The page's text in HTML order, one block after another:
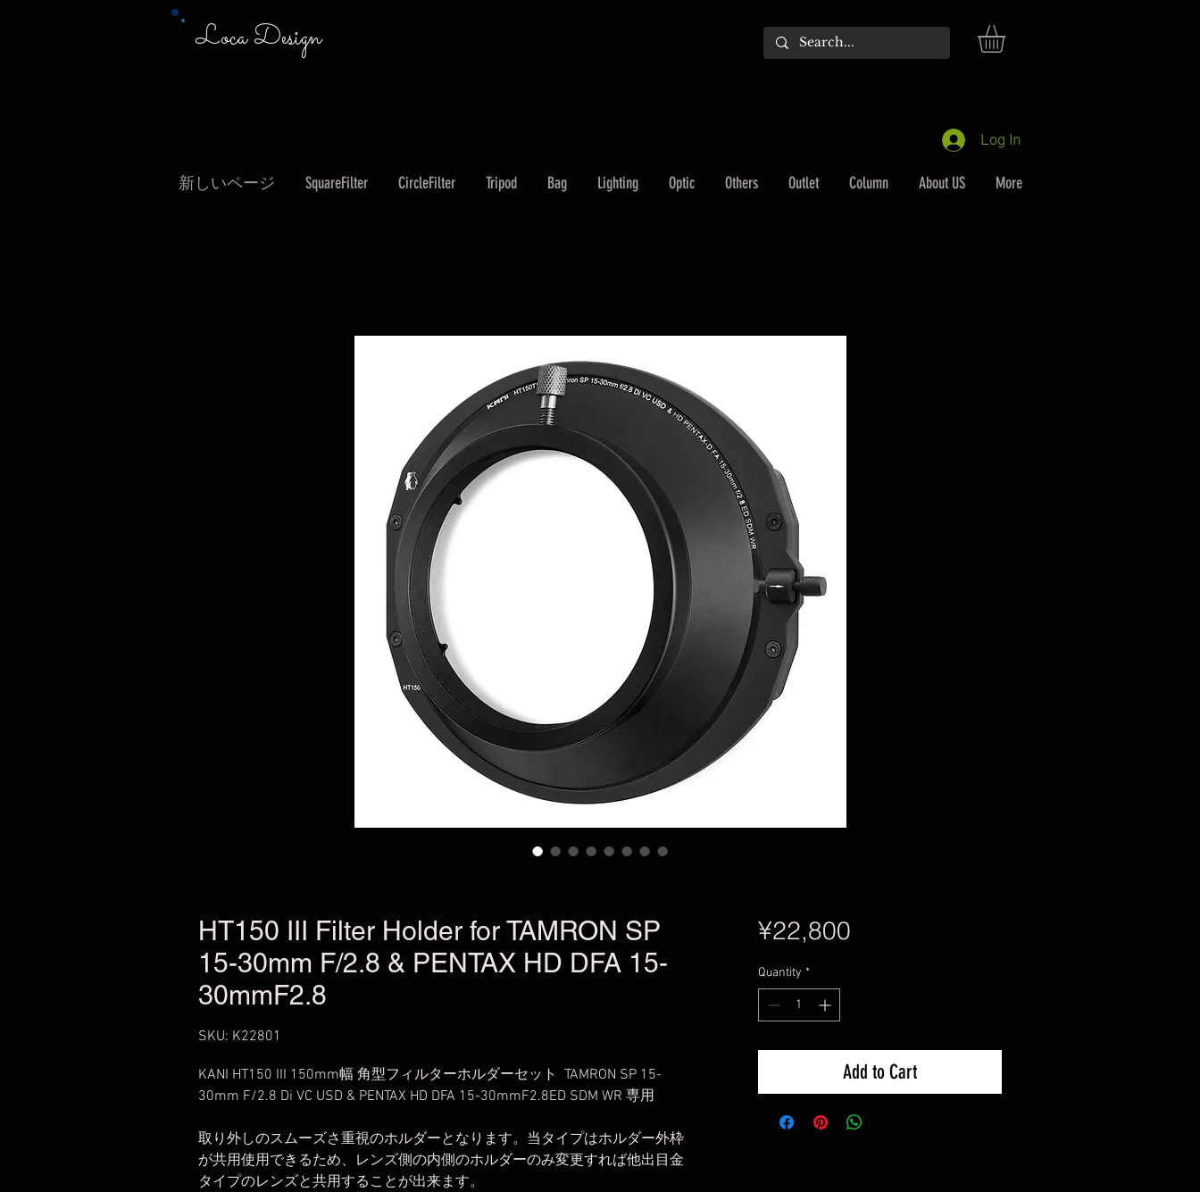
Loca Design
Log In
新しいページ SquareFilter CircleFilter Tripod Bag Lighting Optic Others Outlet Column About US More
HT150 III Filter Holder for TAMRON SP
15-30mm F/2.8 & PENTAX HD DFA 15-
30mmF2.8
SKU: K22801
KANI HT150 III 150mm幅 角型フィルターホルダーセット TAMRON SP 15-
30mm F/2.8 Di VC USD & PENTAX HD DFA 15-30mmF2.8ED SDM WR 専用
取り外しのスムーズさ重視のホルダーとなります。当タイプはホルダー外枠
が共用使用できるため、レンズ側の内側のホルダーのみ変更すれば他出目金
タイプのレンズと共用することが出来ます。
¥22,800Price
Quantity *
Add to Cart